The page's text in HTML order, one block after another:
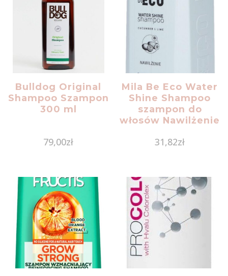
Bulldog Original
Shampoo Szampon
300 ml
79,00zł
Mila Be Eco Water
Shine Shampoo
szampon do
włosów Nawilżenie
31,82zł